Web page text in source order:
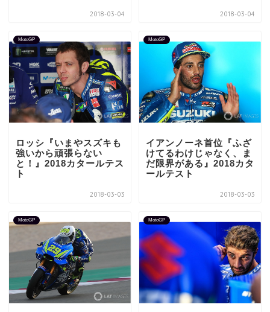
2018-03-04 2018-03-04
MotoGP
ロッシ『いまやスズキも
強いから頑張らない
と！』2018カタールテス
ト
2018-03-03
MotoGP
イアンノーネ首位『ふざ
けてるわけじゃなく、ま
だ限界がある』2018カタ
ールテスト
2018-03-03
MotoGP MotoGP